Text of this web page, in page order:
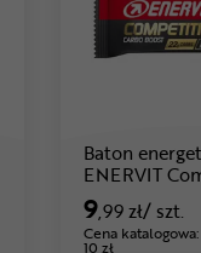
zł
Baton
ENERVIT
9,99 zł/ szt.
Cena katalogowa:
10 zł